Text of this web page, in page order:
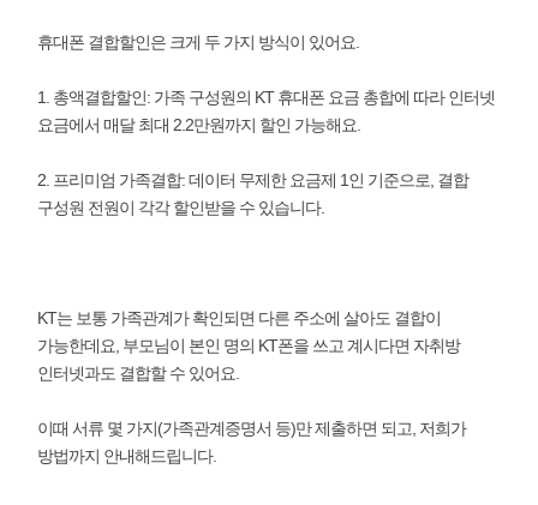
휴대폰 결합할인은 크게 두 가지 방식이 있어요.
1. 총액결합할인: 가족 구성원의 KT 휴대폰 요금 총합에 따라 인터넷
요금에서 매달 최대 2.2만원까지 할인 가능해요.
2. 프리미엄 가족결합: 데이터 무제한 요금제 1인 기준으로, 결합
구성원 전원이 각각 할인받을 수 있습니다.
KT는 보통 가족관계가 확인되면 다른 주소에 살아도 결합이
가능한데요, 부모님이 본인 명의 KT폰을 쓰고 계시다면 자취방
인터넷과도 결합할 수 있어요.
이때 서류 몇 가지(가족관계증명서 등)만 제출하면 되고, 저희가
방법까지 안내해드립니다.